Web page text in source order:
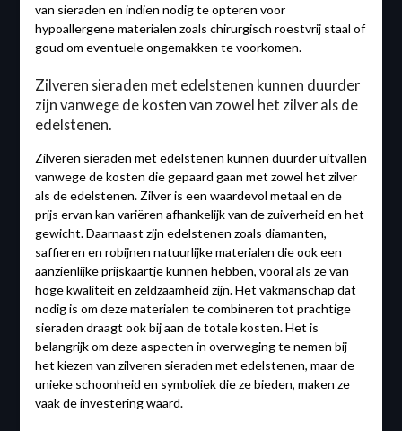
van sieraden en indien nodig te opteren voor
hypoallergene materialen zoals chirurgisch roestvrij staal of
goud om eventuele ongemakken te voorkomen.
Zilveren sieraden met edelstenen kunnen duurder
zijn vanwege de kosten van zowel het zilver als de
edelstenen.
Zilveren sieraden met edelstenen kunnen duurder uitvallen
vanwege de kosten die gepaard gaan met zowel het zilver
als de edelstenen. Zilver is een waardevol metaal en de
prijs ervan kan variëren afhankelijk van de zuiverheid en het
gewicht. Daarnaast zijn edelstenen zoals diamanten,
saffieren en robijnen natuurlijke materialen die ook een
aanzienlijke prijskaartje kunnen hebben, vooral als ze van
hoge kwaliteit en zeldzaamheid zijn. Het vakmanschap dat
nodig is om deze materialen te combineren tot prachtige
sieraden draagt ook bij aan de totale kosten. Het is
belangrijk om deze aspecten in overweging te nemen bij
het kiezen van zilveren sieraden met edelstenen, maar de
unieke schoonheid en symboliek die ze bieden, maken ze
vaak de investering waard.